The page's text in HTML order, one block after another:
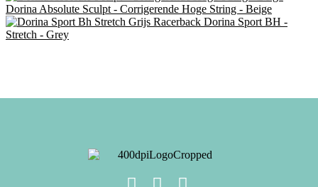
Dorina Absolute Sculpt - Corrigerende Hoge String - Beige
Dorina Sport BH -
Stretch - Grey